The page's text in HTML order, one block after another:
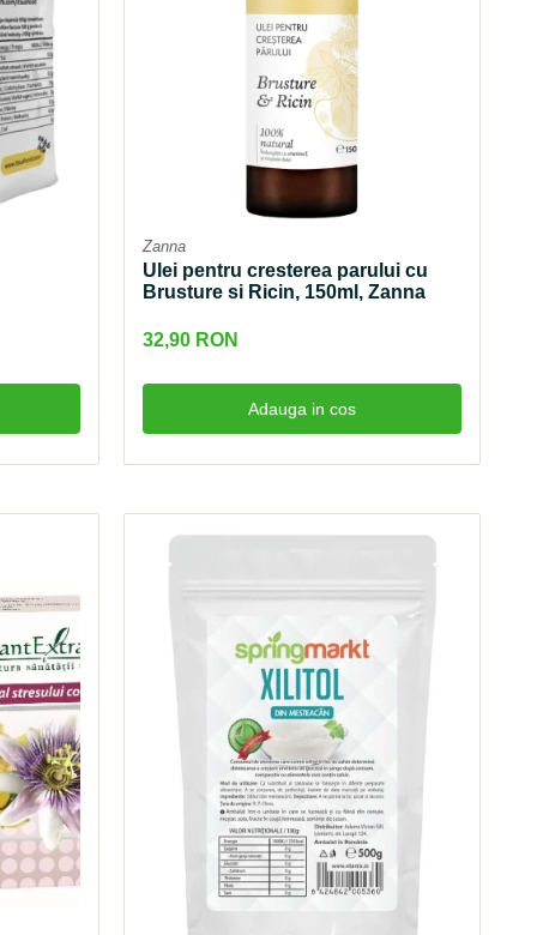
Zanna
Ulei pentru cresterea parului cu
Brusture si Ricin, 150ml, Zanna
32,90 RON
Adauga in cos